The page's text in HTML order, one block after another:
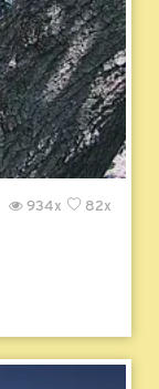
82x
934x